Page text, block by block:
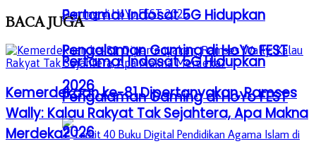
Pertama! Indosat 5G Hidupkan
Pengalaman Gaming di HoYo FEST
2026
Pertama! Indosat 5G Hidupkan
Pengalaman Gaming di HoYo FEST
2026
BACAJUGA
Kemerdekaan ke-81 Dipertanyakan, Ramses
Wally: Kalau Rakyat Tak Sejahtera, Apa Makna
Merdeka?